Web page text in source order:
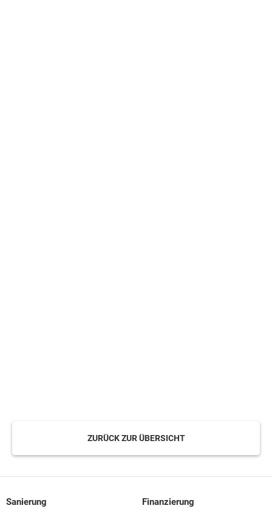
ZURÜCK ZUR ÜBERSICHT
Sanierung Finanzierung